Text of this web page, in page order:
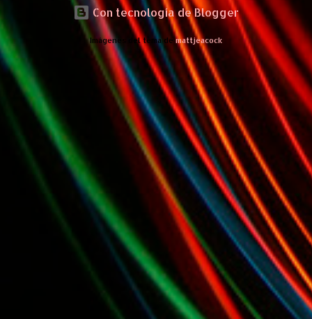
Google Wave , si bien ya son muchas las que estan dando vueltas,
nunca estan de mas. (*) Sobre Subtes y Algo Mas : La forma más
fácil de conocer el Subte de la Ciudad de Buenos Aires Sabias que
en el Subte de Buenos Aires hay murales de artistas de renombre
internacional? Necesitas dinero ? Sabes cuáles estaciones tienen
cajeros automáticos? Necesitas conocer las estaciones que
disponen de ascensores o escaleras mecánicas? Y los horarios de
los trenes ? Cada línea tiene los suyos… podes saber cuándo abre y
a qué hora cierra cada una de e...
Con tecnología de Blogger
Imágenes del tema demattjeacock